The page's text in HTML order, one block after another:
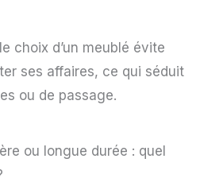
choix d’un meublé évite
ses affaires, ce qui séduit
ou de passage.
ou longue durée : quel